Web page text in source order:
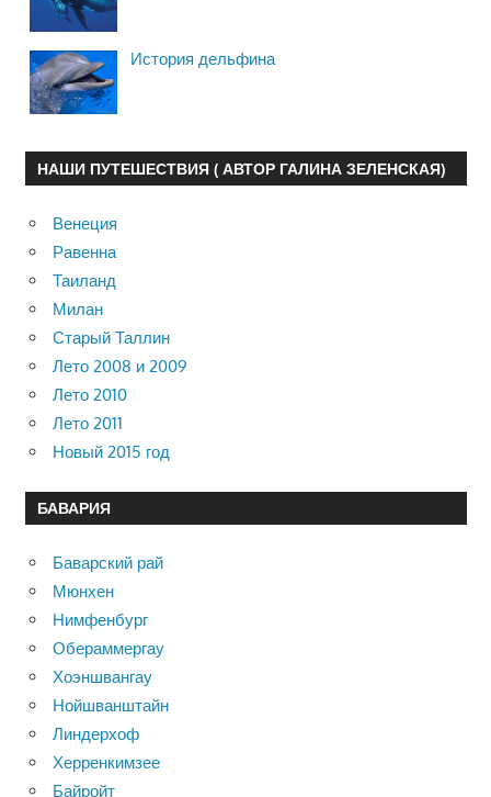
История дельфина
НАШИ ПУТЕШЕСТВИЯ ( АВТОР ГАЛИНА ЗЕЛЕНСКАЯ)
Венеция
Равенна
Таиланд
Милан
Старый Таллин
Лето 2008 и 2009
Лето 2010
Лето 2011
Новый 2015 год
БАВАРИЯ
Баварский рай
Мюнхен
Нимфенбург
Обераммергау
Хоэншвангау
Нойшванштайн
Линдерхоф
Херренкимзее
Байройт